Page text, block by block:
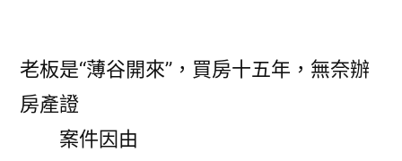
老板是“薄谷開來”，買房十五年，無奈辦
房產證
案件因由